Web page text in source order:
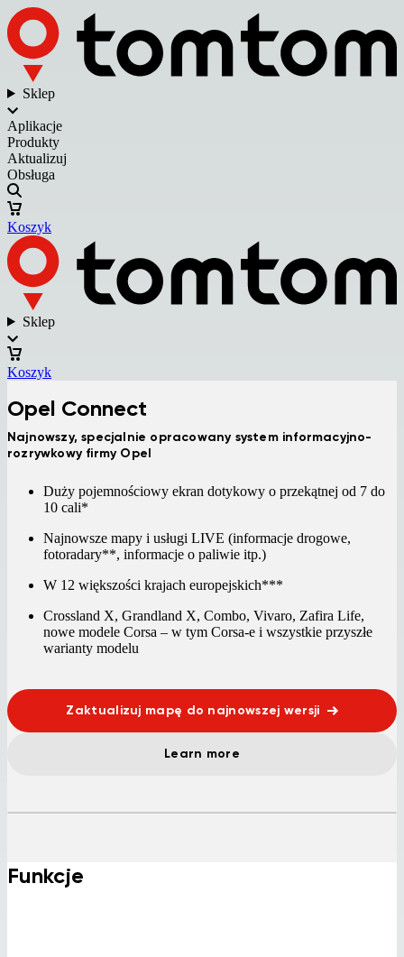
Sklep
Aplikacje
Produkty
Aktualizuj
Obsługa
Koszyk
Sklep
Koszyk
Opel Connect
Najnowszy, specjalnie opracowany system informacyjno-
rozrywkowy firmy Opel
Duży pojemnościowy ekran dotykowy o przekątnej od 7 do
10 cali*
Najnowsze mapy i usługi LIVE (informacje drogowe,
fotoradary**, informacje o paliwie itp.)
W 12 większości krajach europejskich***
Crossland X, Grandland X, Combo, Vivaro, Zafira Life,
nowe modele Corsa – w tym Corsa-e i wszystkie przyszłe
warianty modelu
Zaktualizuj mapę do najnowszej wersji
Learn more
Funkcje